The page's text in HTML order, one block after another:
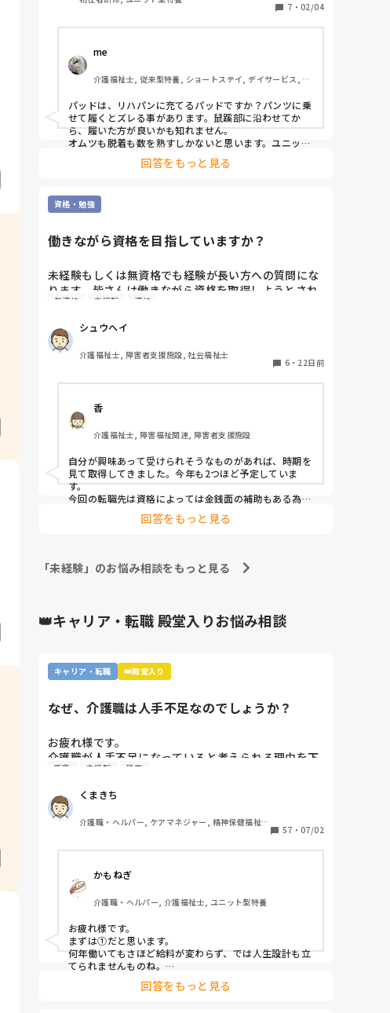
いです。
7 ・ 02/04
me
介護福祉士, 従来型特養, ショートステイ, デイサービス, 訪
パッドは、リハパンに充てるパッドですか？パンツに乗
せて履くとズレる事があります。鼠蹊部に沿わせてか
ら、履いた方が良いかも知れません。
オムツも脱着も数を熟すしかないと思います。ユニット
でまだ半年なので、トイレ介助や入浴介助した人数が従
来型特養よりは少ないと思います。形態が違うと比較は
また、偶に初心者なのに初めから上手い人がいます。後
は、練習や動画見るなど、日々努力した分は腕が上がっ
るかやらないかでしょう？
回答をもっと見る
資格・勉強
働きながら資格を目指していますか？
未経験もしくは無資格でも経験が長い方への質問にな
ります。皆さんは働きながら資格を取得しようとされ
ていますか？その場合、理由や会社の制度を教えてく
無資格 未経験 資格
シュウヘイ
介護福祉士, 障害者支援施設, 社会福祉士
6・ 22日前
香
介護福祉士, 障害福祉関連, 障害者支援施設
自分が興味あって受けられそうなものがあれば、時期を
見て取得してきました。今年も2つほど予定していま
す。
今回の転職先は資格によっては金銭面の補助もある為、
それが決め手の1つにもなってます。会社としては、補
助してでも取ってもらい長く働いて欲しいとの意向。も
回答をもっと見る
「未経験」のお悩み相談をもっと見る
👑キャリア・転職 殿堂入りお悩み相談
キャリア・転職 👑殿堂入り
なぜ、介護職は人手不足なのでしょうか？
お疲れ様です。
介護職が人手不足になっていると考えられる理由を下
から選んで下さい
②利用者に叩かれるなど危険があるから。
③他業種に転職できるスキルがつかなさそうだから。
④職場の立地が悪いところが多いから。
⑤報酬が国次第だから。
⑦時間外労働が多いから。
⑧介護の業界人が綺麗事しか言わないから。
⑨人がいないのに新卒を優遇するから。
⑩未経験可の求人しかないから。
11マネジメント層がまともでないから。
12その他
新卒 未経験 残業
くまきち
介護職・ヘルパー, ケアマネジャー, 精神保健福祉
57 ・ 07/02
かもねぎ
介護職・ヘルパー, 介護福祉士, ユニット型特養
お疲れ様です。
まずは①だと思います。
何年働いてもさほど給料が変わらず、では人生設計も立
てられませんものね。
特に若い方の選択肢からは、まず外れてしまう…
回答をもっと見る